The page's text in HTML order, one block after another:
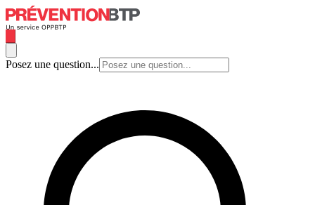
Posez une question...